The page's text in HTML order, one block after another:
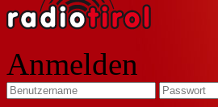
Anmelden